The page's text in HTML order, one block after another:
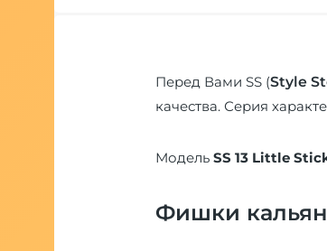
Перед Вами SS (Style
качества. Серия
Модель SS 13 Little
Фишки